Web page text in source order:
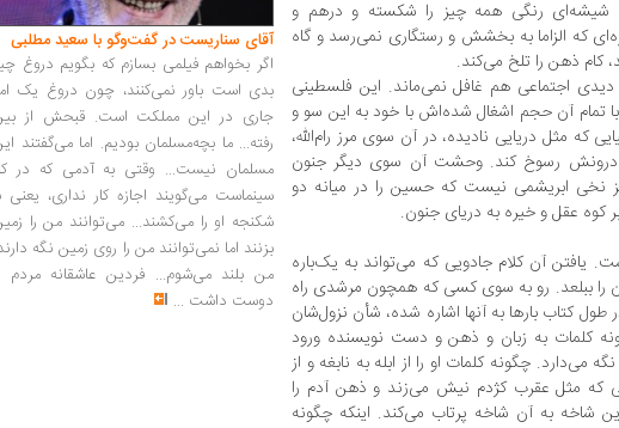
شیشه‌ای رنگی همه ‌چیز را شکسته و درهم و
که الزاما به بخشش و رستگاری نمی‌رسد و گاه
کام ذهن را تلخ می‌کند.
دیدی اجتماعی هم غافل نمی‌ماند. این فلسطینی
تمام آن حجم اشغال شده‌اش با خود به این سو و
که مثل دریایی نادیده، در آن سوی مرز رام‌الله،
درونش رسوخ کند. وحشت آن سوی دیگر جنون
نخی ابریشمی نیست که حسین را در میانه دو
عقل و خیره به دریای جنون.
یافتن آن کلام‌ جادویی که می‌تواند به یک‌باره
را ببلعد. رو به سوی کسی که همچون مرشدی راه
کتاب بارها به آنها اشاره شده، شأن نزول‌شان
کلمات به زبان و ذهن و دست نویسنده ورود
می‌دارد. چگونه کلمات او را از ابله به نابغه و از
که مثل عقرب کژدم نیش می‌زند و ذهن آدم را
شاخه به آن شاخه پرتاب می‌کند. اینکه چگونه
آقای سناریست در گفت‌وگو با سعید مطلبی
اگر بخواهم فیلمی بسازم که بگویم دروغ
بدی است باور نمی‌کنند، چون دروغ یک
جاری در این مملکت است. قبحش از
رفته... ما بچه‌مسلمان بودیم. اما می‌گفتند
مسلمان نیست... وقتی به آدمی که در
سینماست می‌گویند اجازه کار نداری، یعنی
شکنجه او را می‌کشند... می‌توانند من را
بزنند اما نمی‌توانند من را روی زمین نگه
من بلند می‌شوم... فردین عاشقانه مردم
دوست داشت ...